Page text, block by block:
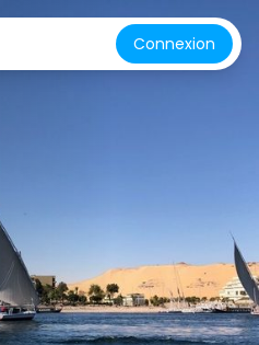
Connexion